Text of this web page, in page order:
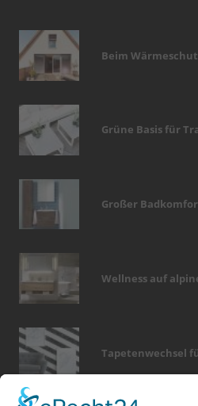
Beim
Grüne Basis für
Großer
Wellness auf
Tapetenwechsel